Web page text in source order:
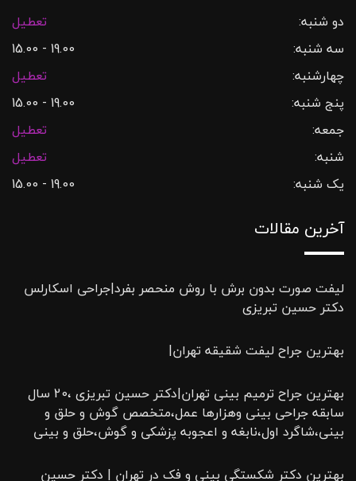
دو شنبه:
تعطیل
سه شنبه:
19.00 - 15.00
چهارشنبه:
تعطیل
پنج شنبه:
19.00 - 15.00
جمعه:
تعطیل
شنبه:
تعطیل
یک شنبه:
19.00 - 15.00
آخرین مقالات
لیفت صورت بدون برش با روش منحصر بفرد|جراحی اسکارلس
دکتر حسین تبریزی
بهترین جراح لیفت شقیقه تهران|
بهترین جراح ترمیم بینی تهران|دکتر حسین تبریزی ،20 سال
سابقه جراحی بینی وهزارها عمل،متخصص گوش و حلق و
بینی،شاگرد اول،نابغه و اعجوبه پزشکی و گوش،حلق و بینی
بهترین دکتر شکستگی بینی و فک در تهران | دکتر حسین